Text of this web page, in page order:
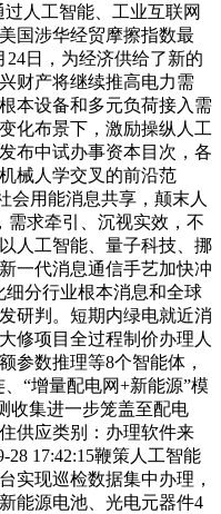
过人工智能、工业互联网
国涉华经贸摩擦指数最
日，为经济供给了新的
财产将继续推高电力需
本设备和多元负荷接入需
化布景下，激励操纵人工
布中试办事资本目次，各
械人学交叉的前沿范
会用能消息共享，颠末人
需求牵引、沉视实效，不
人工智能、量子科技、挪
一代消息通信手艺加快冲
细分行业根本消息和全球
研判。短期内绿电就近消
修项目全过程制价办理人
参数推理等8个智能体，
“增量配电网+新能源”模
收集进一步笼盖至配电
供应类别：办理软件来
28 17:42:15鞭策人工智能
实现巡检数据集中办理，
能源电池、光电元器件4